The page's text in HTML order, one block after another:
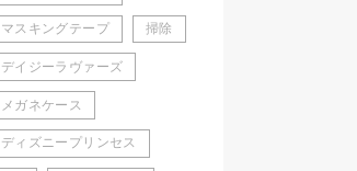
マスキングテープ 掃除
デイジーラヴァーズ
メガネケース
ディズニープリンセス